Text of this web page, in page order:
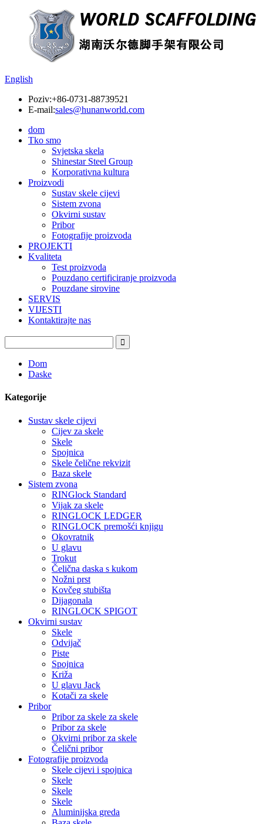
English
Poziv:+86-0731-88739521
E-mail:sales@hunanworld.com
dom
Tko smo
Svjetska skela
Shinestar Steel Group
Korporativna kultura
Proizvodi
Sustav skele cijevi
Sistem zvona
Okvirni sustav
Pribor
Fotografije proizvoda
PROJEKTI
Kvaliteta
Test proizvoda
Pouzdano certificiranje proizvoda
Pouzdane sirovine
SERVIS
VIJESTI
Kontaktirajte nas
Dom
Daske
Kategorije
Sustav skele cijevi
Cijev za skele
Skele
Spojnica
Skele čelične rekvizit
Baza skele
Sistem zvona
RINGlock Standard
Vijak za skele
RINGLOCK LEDGER
RINGLOCK premošći knjigu
Okovratnik
U glavu
Trokut
Čelična daska s kukom
Nožni prst
Kovčeg stubišta
Dijagonala
RINGLOCK SPIGOT
Okvirni sustav
Skele
Odvijač
Piste
Spojnica
Križa
U glavu Jack
Kotači za skele
Pribor
Pribor za skele za skele
Pribor za skele
Okvirni pribor za skele
Čelični pribor
Fotografije proizvoda
Skele cijevi i spojnica
Skele
Skele
Skele
Aluminijska greda